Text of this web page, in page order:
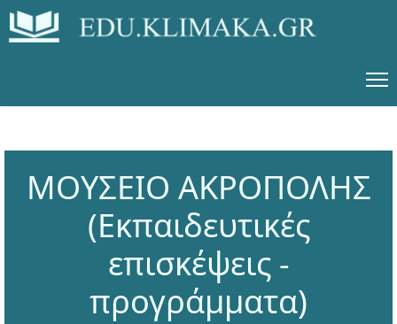
ΜΟΥΣΕΙΟ ΑΚΡΟΠΟΛΗΣ
(Εκπαιδευτικές
επισκέψεις -
προγράμματα)